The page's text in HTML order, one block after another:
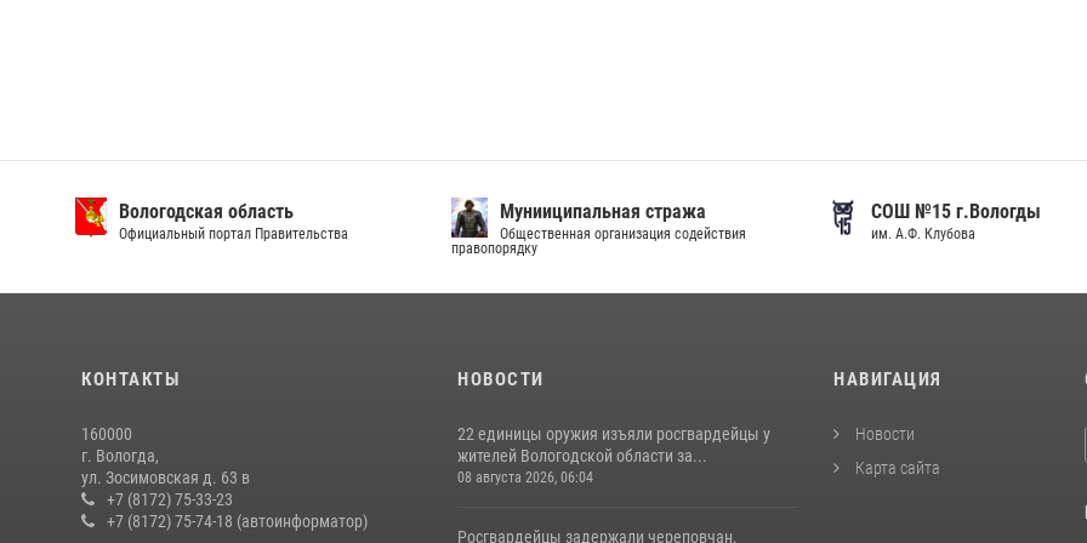
Вологодская область
Официальный портал Правительства
Мунииципальная стража
Общественная организация содействия
правопорядку
СОШ №15 г.Вологды
им. А.Ф. Клубова
КОНТАКТЫ
160000
г. Вологда,
ул. Зосимовская д. 63 в
+7 (8172) 75-33-23
+7 (8172) 75-74-18 (автоинформатор)
НОВОСТИ
22 единицы оружия изъяли росгвардейцы у
жителей Вологодской области за...
08 августа 2026, 06:04
Росгвардейцы задержали череповчан,
НАВИГАЦИЯ
Новости
Карта сайта